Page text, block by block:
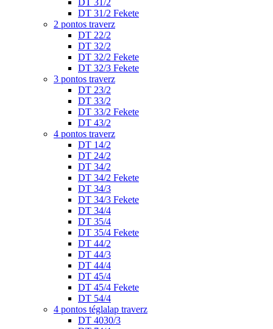
DT 31/2
DT 31/2 Fekete
2 pontos traverz
DT 22/2
DT 32/2
DT 32/2 Fekete
DT 32/3 Fekete
3 pontos traverz
DT 23/2
DT 33/2
DT 33/2 Fekete
DT 43/2
4 pontos traverz
DT 14/2
DT 24/2
DT 34/2
DT 34/2 Fekete
DT 34/3
DT 34/3 Fekete
DT 34/4
DT 35/4
DT 35/4 Fekete
DT 44/2
DT 44/3
DT 44/4
DT 45/4
DT 45/4 Fekete
DT 54/4
4 pontos téglalap traverz
DT 4030/3